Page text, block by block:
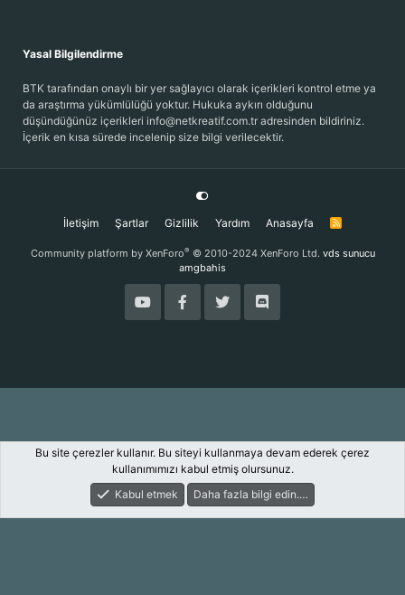
Yasal Bilgilendirme
BTK tarafından onaylı bir yer sağlayıcı olarak içerikleri kontrol etme ya
da araştırma yükümlülüğü yoktur. Hukuka aykırı olduğunu
düşündüğünüz içerikleri info@netkreatif.com.tr adresinden bildiriniz.
İçerik en kısa sürede incelenip size bilgi verilecektir.
İletişim Şartlar Gizlilik Yardım Anasayfa
R
Community platform by XenForo® © 2010-2024 XenForo Ltd. vds sunucu
amgbahis
Keşfet Giriş Yap Kayıt Ol
Bu site çerezler kullanır. Bu siteyi kullanmaya devam ederek çerez
kullanımımızı kabul etmiş olursunuz.
Kabul etmek
Daha fazla bilgi edin.…